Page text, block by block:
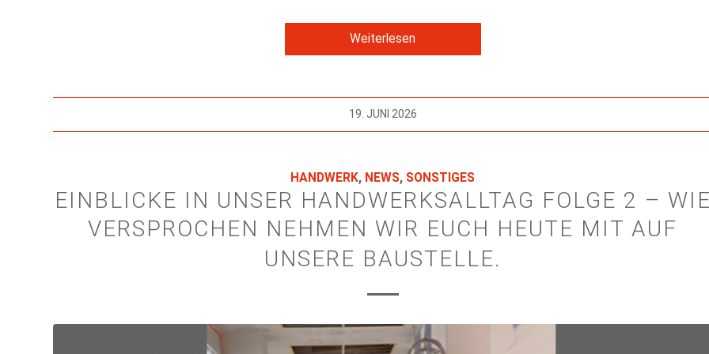
Weiterlesen
19. JUNI 2026
HANDWERK, NEWS, SONSTIGES
EINBLICKE IN UNSER HANDWERKSALLTAG FOLGE 2 –
VERSPROCHEN NEHMEN WIR EUCH HEUTE MIT AUF
UNSERE BAUSTELLE.